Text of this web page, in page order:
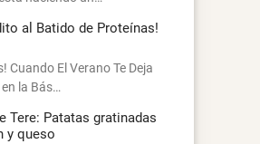
al Batido de Proteínas!
Cuando El Verano Te Deja
la Bás…
Tere: Patatas gratinadas
y queso